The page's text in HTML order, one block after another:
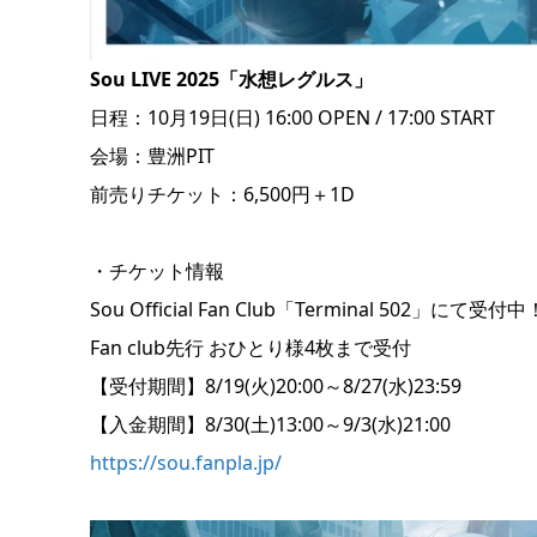
Sou LIVE 2025「水想レグルス」
日程：10月19日(日) 16:00 OPEN / 17:00 START
会場：豊洲PIT
前売りチケット：6,500円＋1D
・チケット情報
Sou Official Fan Club「Terminal 502」にて受付中
Fan club先行 おひとり様4枚まで受付
【受付期間】8/19(火)20:00～8/27(水)23:59
【入金期間】8/30(土)13:00～9/3(水)21:00
https://sou.fanpla.jp/